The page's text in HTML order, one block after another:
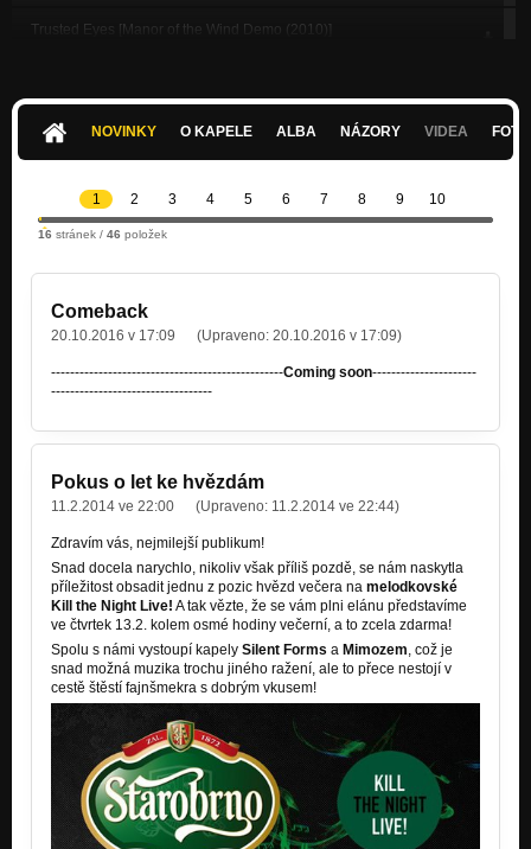
Trusted Eyes [Manor of the Wind Demo (2010)]
What Darkness Hides [Manor of the Wind Demo (2010)]
Beyond this Realm [Manor of the Wind Demo (2010)]
Nezařazeno
Nezařazeno
Nezařazeno
Nezařazeno
NOVINKY O KAPELE ALBA NÁZORY VIDEA
1 2 3 4 5 6 7 8 9 10
16 stránek / 46 položek
Comeback
20.10.2016 v 17:09 (Upraveno: 20.10.2016 v 17:09)
-------------------------------------------------Coming soon----------------------
----------------------------------
Pokus o let ke hvězdám
11.2.2014 ve 22:00 (Upraveno: 11.2.2014 ve 22:44)
Zdravím vás, nejmilejší publikum!
Snad docela narychlo, nikoliv však příliš pozdě, se nám naskytla
příležitost obsadit jednu z pozic hvězd večera na melodkovské
Kill the Night Live! A tak vězte, že se vám plni elánu představíme
ve čtvrtek 13.2. kolem osmé hodiny večerní, a to zcela zdarma!
Spolu s námi vystoupí kapely Silent Forms a Mimozem , což je
snad možná muzika trochu jiného ražení, ale to přece nestojí v
cestě štěstí fajnšmekra s dobrým vkusem!